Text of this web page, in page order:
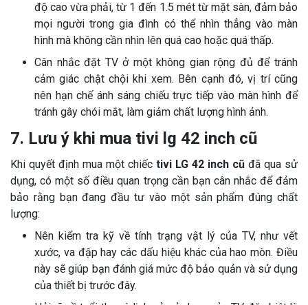
độ cao vừa phải, từ 1 đến 1.5 mét từ mặt sàn, đảm bảo
mọi người trong gia đình có thể nhìn thẳng vào màn
hình mà không cần nhìn lên quá cao hoặc quá thấp.
Cân nhắc đặt TV ở một không gian rộng đủ để tránh
cảm giác chật chội khi xem. Bên cạnh đó, vị trí cũng
nên hạn chế ánh sáng chiếu trực tiếp vào màn hình để
tránh gây chói mắt, làm giảm chất lượng hình ảnh.
7. Lưu ý khi mua tivi lg 42 inch cũ
Khi quyết định mua một chiếc tivi LG 42 inch cũ đã qua sử
dụng, có một số điều quan trọng cần bạn cân nhắc để đảm
bảo rằng bạn đang đầu tư vào một sản phẩm đúng chất
lượng:
Nên kiểm tra kỹ về tính trạng vật lý của TV, như vết
xước, va đập hay các dấu hiệu khác của hao mòn. Điều
này sẽ giúp bạn đánh giá mức độ bảo quản và sử dụng
của thiết bị trước đây.